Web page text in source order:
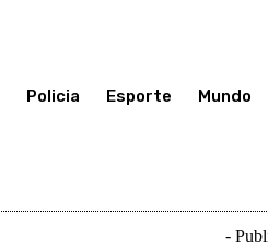
Policia Esporte Mundo
-